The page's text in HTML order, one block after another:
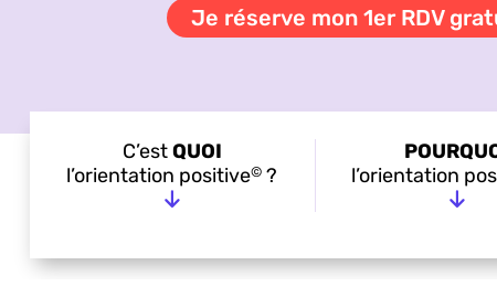
Je réserve mon 1er RDV
C’estQUOI
l’orientation positive© ?
l’orientation